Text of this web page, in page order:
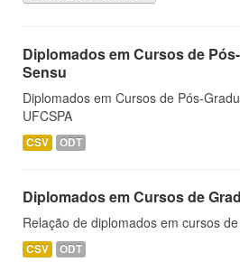
Diplomados em Cursos de
Sensu
Diplomados em Cursos de Pós-
UFCSPA
CSV ODT
Diplomados em Cursos de
Relação de diplomados em cursos
CSV ODT